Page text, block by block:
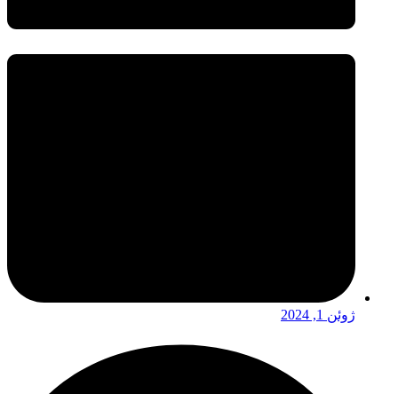
ژوئن 1, 2024